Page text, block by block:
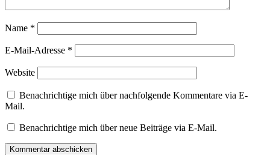
Name *
E-Mail-Adresse *
Website
Benachrichtige mich über nachfolgende Kommentare via E-
Mail.
Benachrichtige mich über neue Beiträge via E-Mail.